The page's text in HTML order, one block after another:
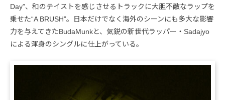
Day”、和のテイストを感じさせるトラックに大胆不敵なラップを
乗せた“A BRUSH”。日本だけでなく海外のシーンにも多大な影響
力を与えてきたBudaMunkと、気鋭の新世代ラッパー・Sadajyo
による渾身のシングルに仕上がっている。